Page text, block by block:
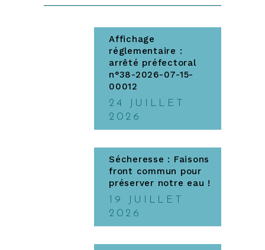
Affichage
réglementaire :
arrêté préfectoral
n°38-2026-07-15-
00012
24 JUILLET
2026
Sécheresse : Faisons
front commun pour
préserver notre eau !
19 JUILLET
2026